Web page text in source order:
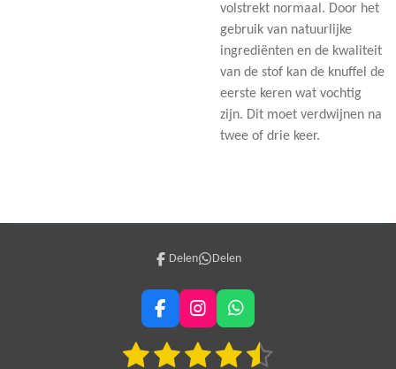
volstrekt normaal. Door het
gebruik van natuurlijke
ingrediënten en de kwaliteit
van de stof kan de knuffel de
eerste keren wat vochtig
zijn. Dit moet verdwijnen na
twee of drie keer.
Delen Delen
F
a
c
e
I
n
s
t
W
h
a
t
1 2 3 4 5